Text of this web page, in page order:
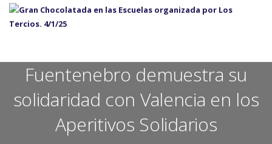
Fuentenebro demuestra su
solidaridad con Valencia en los
Aperitivos Solidarios